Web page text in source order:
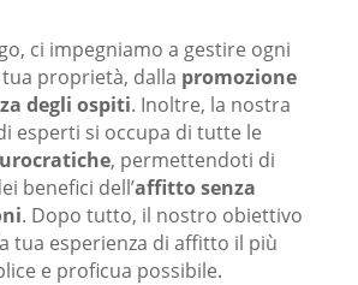
ci impegniamo a gestire ogni
proprietà, dalla promozione
degli ospiti. Inoltre, la nostra
esperti si occupa di tutte le
, permettendoti di
benefici dell’affitto senza
. Dopo tutto, il nostro obiettivo
tua esperienza di affitto il più
e proficua possibile.